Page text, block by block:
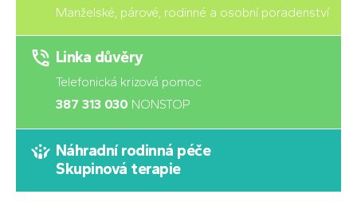
Manželské, párové, rodinné a osobní poradenství
Linka důvěry
Telefonická krizová pomoc
387 313 030 NONSTOP
Náhradní rodinná péče
Skupinová terapie